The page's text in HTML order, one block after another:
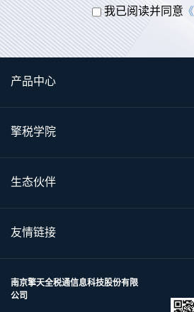
我已阅读并同意
产品中心
擎税学院
生态伙伴
友情链接
南京擎天全税通信息科技股份有限
公司